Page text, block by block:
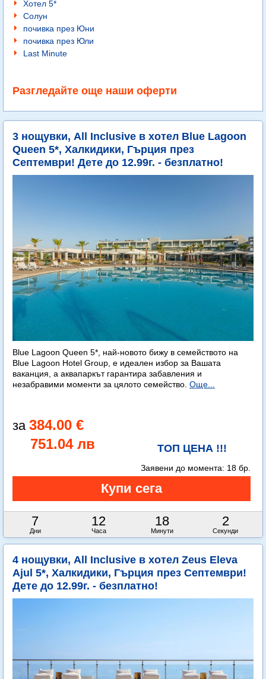
Хотел 5*
Солун
почивка през Юни
почивка през Юли
Last Minute
Разгледайте още наши оферти
3 нощувки, All Inclusive в хотел Blue Lagoon
Queen 5*, Халкидики, Гърция през
Септември! Дете до 12.99г. - безплатно!
Blue Lagoon Queen 5*, най-новото бижу в семейството на
Blue Lagoon Hotel Group, е идеален избор за Вашата
ваканция, а аквапаркът гарантира забавления и
незабравими моменти за цялото семейство. Още...
384.00 €
751.04 лв
ТОП ЦЕНА !!!
7
Дни
12
Часа
18
Минути
1
Секунда
Заявени до момента: 18 бр.
4 нощувки, All Inclusive в хотел Zeus Eleva
Ajul 5*, Халкидики, Гърция през Септември!
Дете до 12.99г. - безплатно!